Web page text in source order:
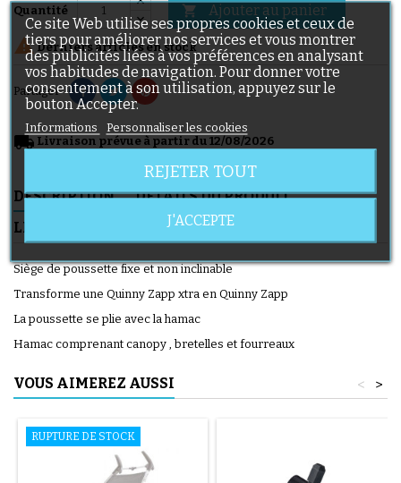
Quantité  Ajouter au panier
Derniers articles en stock
Partager
local_shipping Livraison prévue à partir du 12/08/2026
DESCRIPTION
DÉTAILS DU PRODUIT
LIVRAISON
Siège de poussette fixe et non inclinable
Transforme une Quinny Zapp xtra en Quinny Zapp
La poussette se plie avec la hamac
Hamac comprenant canopy , bretelles et fourreaux
VOUS AIMEREZ AUSSI >
<
RUPTURE DE STOCK
Ce site Web utilise ses propres cookies et ceux de
tiers pour améliorer nos services et vous montrer
des publicités liées à vos préférences en analysant
vos habitudes de navigation. Pour donner votre
consentement à son utilisation, appuyez sur le
bouton Accepter.
Informations Personnaliser les cookies
REJETER TOUT
J'ACCEPTE